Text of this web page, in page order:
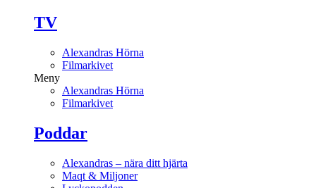
TV
Alexandras Hörna
Filmarkivet
Meny
Alexandras Hörna
Filmarkivet
Poddar
Alexandras – nära ditt hjärta
Maqt & Miljoner